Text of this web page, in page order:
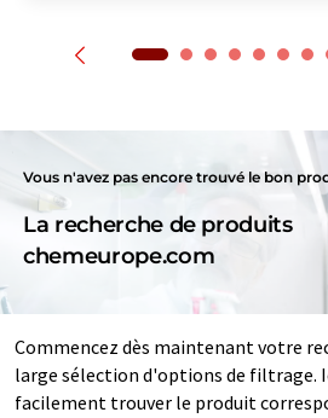
Vous n'avez pas encore trouvé le bon
La recherche de produits
chemeurope.com
Commencez dès maintenant votre
large sélection d'options de filtrage.
facilement trouver le produit